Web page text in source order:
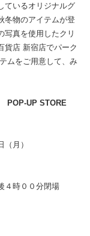
ているオリジナルグ
冬物のアイテムが登
写真を使用したクリ
貨店 新宿店でパーク
ムをご用意して、み
POP-UP STORE
月）
４時００分閉場